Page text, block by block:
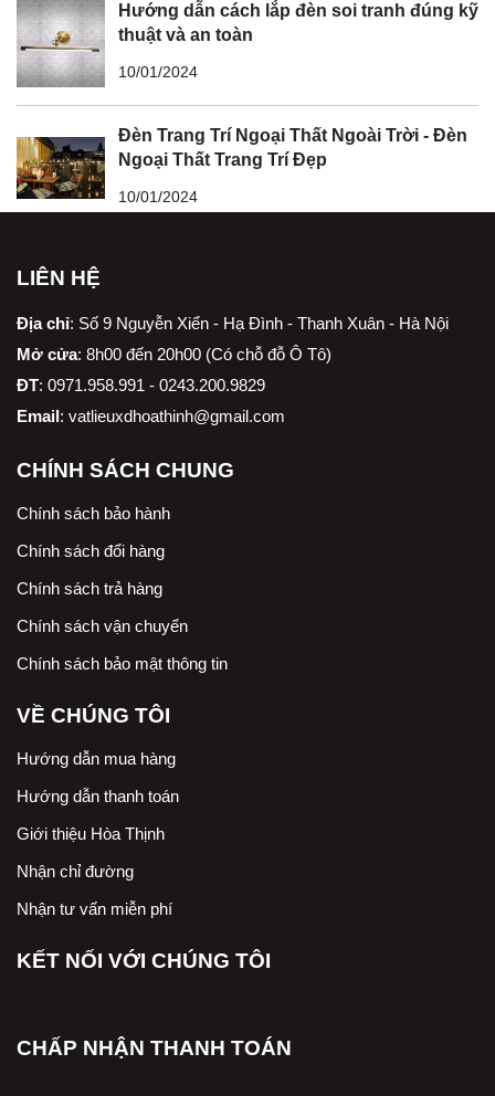
Hướng dẫn cách lắp đèn soi tranh đúng kỹ
thuật và an toàn
10/01/2024
Đèn Trang Trí Ngoại Thất Ngoài Trời - Đèn
Ngoại Thất Trang Trí Đẹp
10/01/2024
LIÊN HỆ
Địa chỉ: Số 9 Nguyễn Xiển - Hạ Đình - Thanh Xuân - Hà Nội
Mở cửa: 8h00 đến 20h00 (Có chỗ đỗ Ô Tô)
ĐT: 0971.958.991 - 0243.200.9829
Email: vatlieuxdhoathinh@gmail.com
CHÍNH SÁCH CHUNG
Chính sách bảo hành
Chính sách đổi hàng
Chính sách trả hàng
Chính sách vận chuyển
Chính sách bảo mật thông tin
VỀ CHÚNG TÔI
Hướng dẫn mua hàng
Hướng dẫn thanh toán
Giới thiệu Hòa Thịnh
Nhận chỉ đường
Nhận tư vấn miễn phí
KẾT NỐI VỚI CHÚNG TÔI
CHẤP NHẬN THANH TOÁN